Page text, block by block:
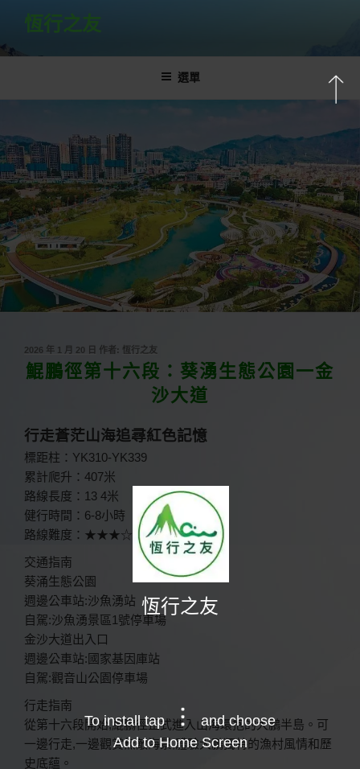
主
恆行之友
選單
發
佈
於
2026 年 1 月 20 日 作者: 恆行之友
鯤鵬徑第十六段：葵湧生態公園一金
沙大道
行走蒼茫山海追尋紅色記憶
標距柱：YK310-YK339
累計爬升：407米
路線長度：13 4米
健行時間：6-8小時
路線難度：★★★☆☆
交通指南
葵涌生態公園
週邊公車站:沙魚湧站
自駕:沙魚湧景區1號停車場
金沙大道出入口
週邊公車站:國家基因庫站
自駕:觀音山公園停車場
行走指南
從第十六段開始,鯤鵬徑正式進入山海環抱的大鵬半島。可
一邊行走,一邊觀賞無敵海景,體驗大鵬獨特的漁村風情和歷
史底蘊。
恆行之友
To install tap
and choose
Add to Home Screen